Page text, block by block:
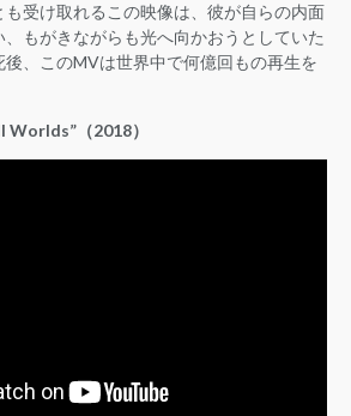
も受け取れるこの映像は、彼が自らの内面
もがきながらも光へ向かおうとしていた
後、このMVは世界中で何億回もの再生を
Worlds”（2018）